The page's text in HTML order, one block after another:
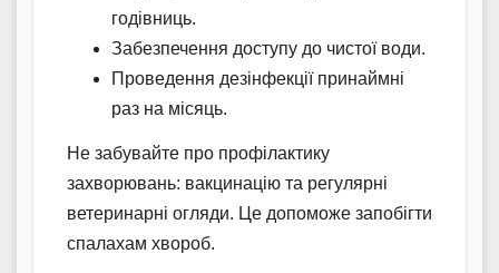
годівниць.
Забезпечення доступу до чистої води.
Проведення дезінфекції принаймні
раз на місяць.
Не забувайте про профілактику
захворювань: вакцинацію та регулярні
ветеринарні огляди. Це допоможе запобігти
спалахам хвороб.